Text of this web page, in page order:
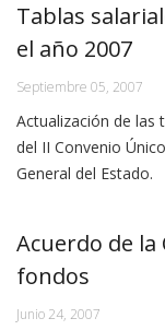
Tablas
el año 2007
Septiembre 05, 2007
Actualización de las
del II Convenio
General del Estado.
Acuerdo de la
fondos
Junio 24, 2007